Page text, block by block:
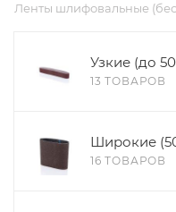
Ленты шлифовальные
Узкие (до
13 ТОВАРОВ
Широкие
16 ТОВАРОВ